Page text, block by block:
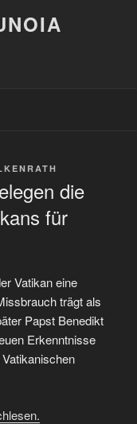
die
für
Vatikan eine
trägt als
Papst Benedikt
Erkenntnisse